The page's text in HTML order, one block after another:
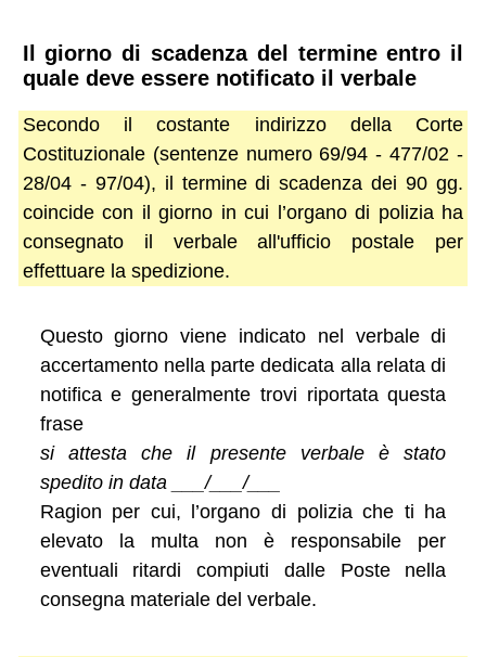
Il giorno di scadenza del termine entro il
quale deve essere notificato il verbale
Secondo il costante indirizzo della Corte
Costituzionale (sentenze numero 69/94 - 477/02 -
28/04 - 97/04), il termine di scadenza dei 90 gg.
coincide con il giorno in cui l’organo di polizia ha
consegnato il verbale all'ufficio postale per
effettuare la spedizione.
Questo giorno viene indicato nel verbale di
accertamento nella parte dedicata alla relata di
notifica e generalmente trovi riportata questa
frase
si attesta che il presente verbale è stato
spedito in data ___/___/___
Ragion per cui, l’organo di polizia che ti ha
elevato la multa non è responsabile per
eventuali ritardi compiuti dalle Poste nella
consegna materiale del verbale.